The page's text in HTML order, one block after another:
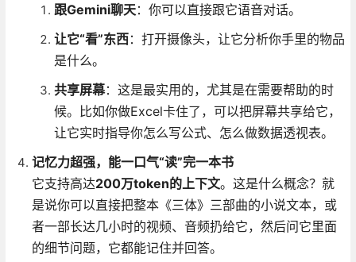
跟Gemini聊天：你可以直接跟它语音对话。
让它“看”东西：打开摄像头，让它分析你手里的物品
是什么。
共享屏幕：这是最实用的，尤其是在需要帮助的时
候。比如你做Excel卡住了，可以把屏幕共享给它，
让它实时指导你怎么写公式、怎么做数据透视表。
记忆力超强，能一口气“读”完一本书
它支持高达200万token的上下文。这是什么概念？就
是说你可以直接把整本《三体》三部曲的小说文本，或
者一部长达几小时的视频、音频扔给它，然后问它里面
的细节问题，它都能记住并回答。